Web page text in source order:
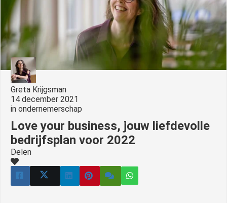
Greta Krijgsman
14 december 2021
in ondernemerschap
Love your business, jouw liefdevolle
bedrijfsplan voor 2022
Delen
worden
om
te
over
van
op
gebruikt